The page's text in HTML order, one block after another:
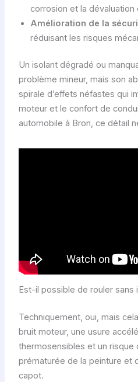
corrosion et la dévaluation
Amélioration de la
réduisant les risques
Un isolant dégradé ou
problème mineur, mais son
spirale d’effets néfastes qui
moteur et le confort de
automobile à Bron, ce détail
Est-il possible de rouler sans
Techniquement, oui, mais
bruit moteur, une usure
thermosensibles et un risque
prématurée de la peinture et
capot.